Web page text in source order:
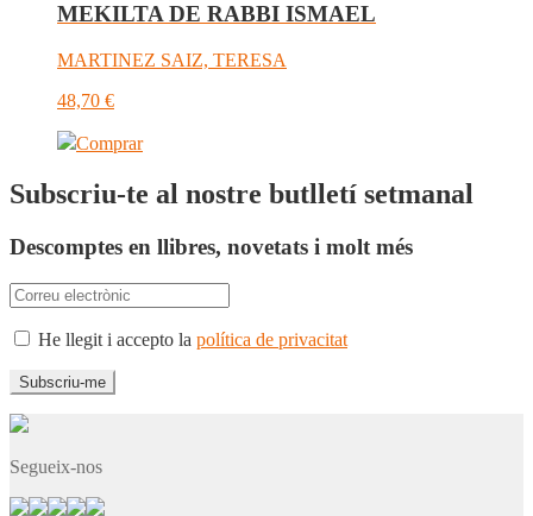
MEKILTA DE RABBI ISMAEL
MARTINEZ SAIZ, TERESA
48,70 €
Comprar
Subscriu-te al nostre butlletí setmanal
Descomptes en llibres, novetats i molt més
He llegit i accepto la política de privacitat
Segueix-nos